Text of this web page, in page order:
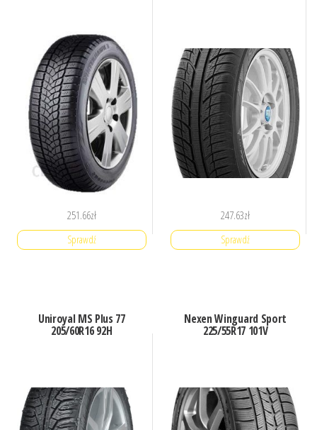
251.66zł
Sprawdź
247.63zł
Sprawdź
Uniroyal MS Plus 77
205/60R16 92H
Nexen Winguard Sport
225/55R17 101V